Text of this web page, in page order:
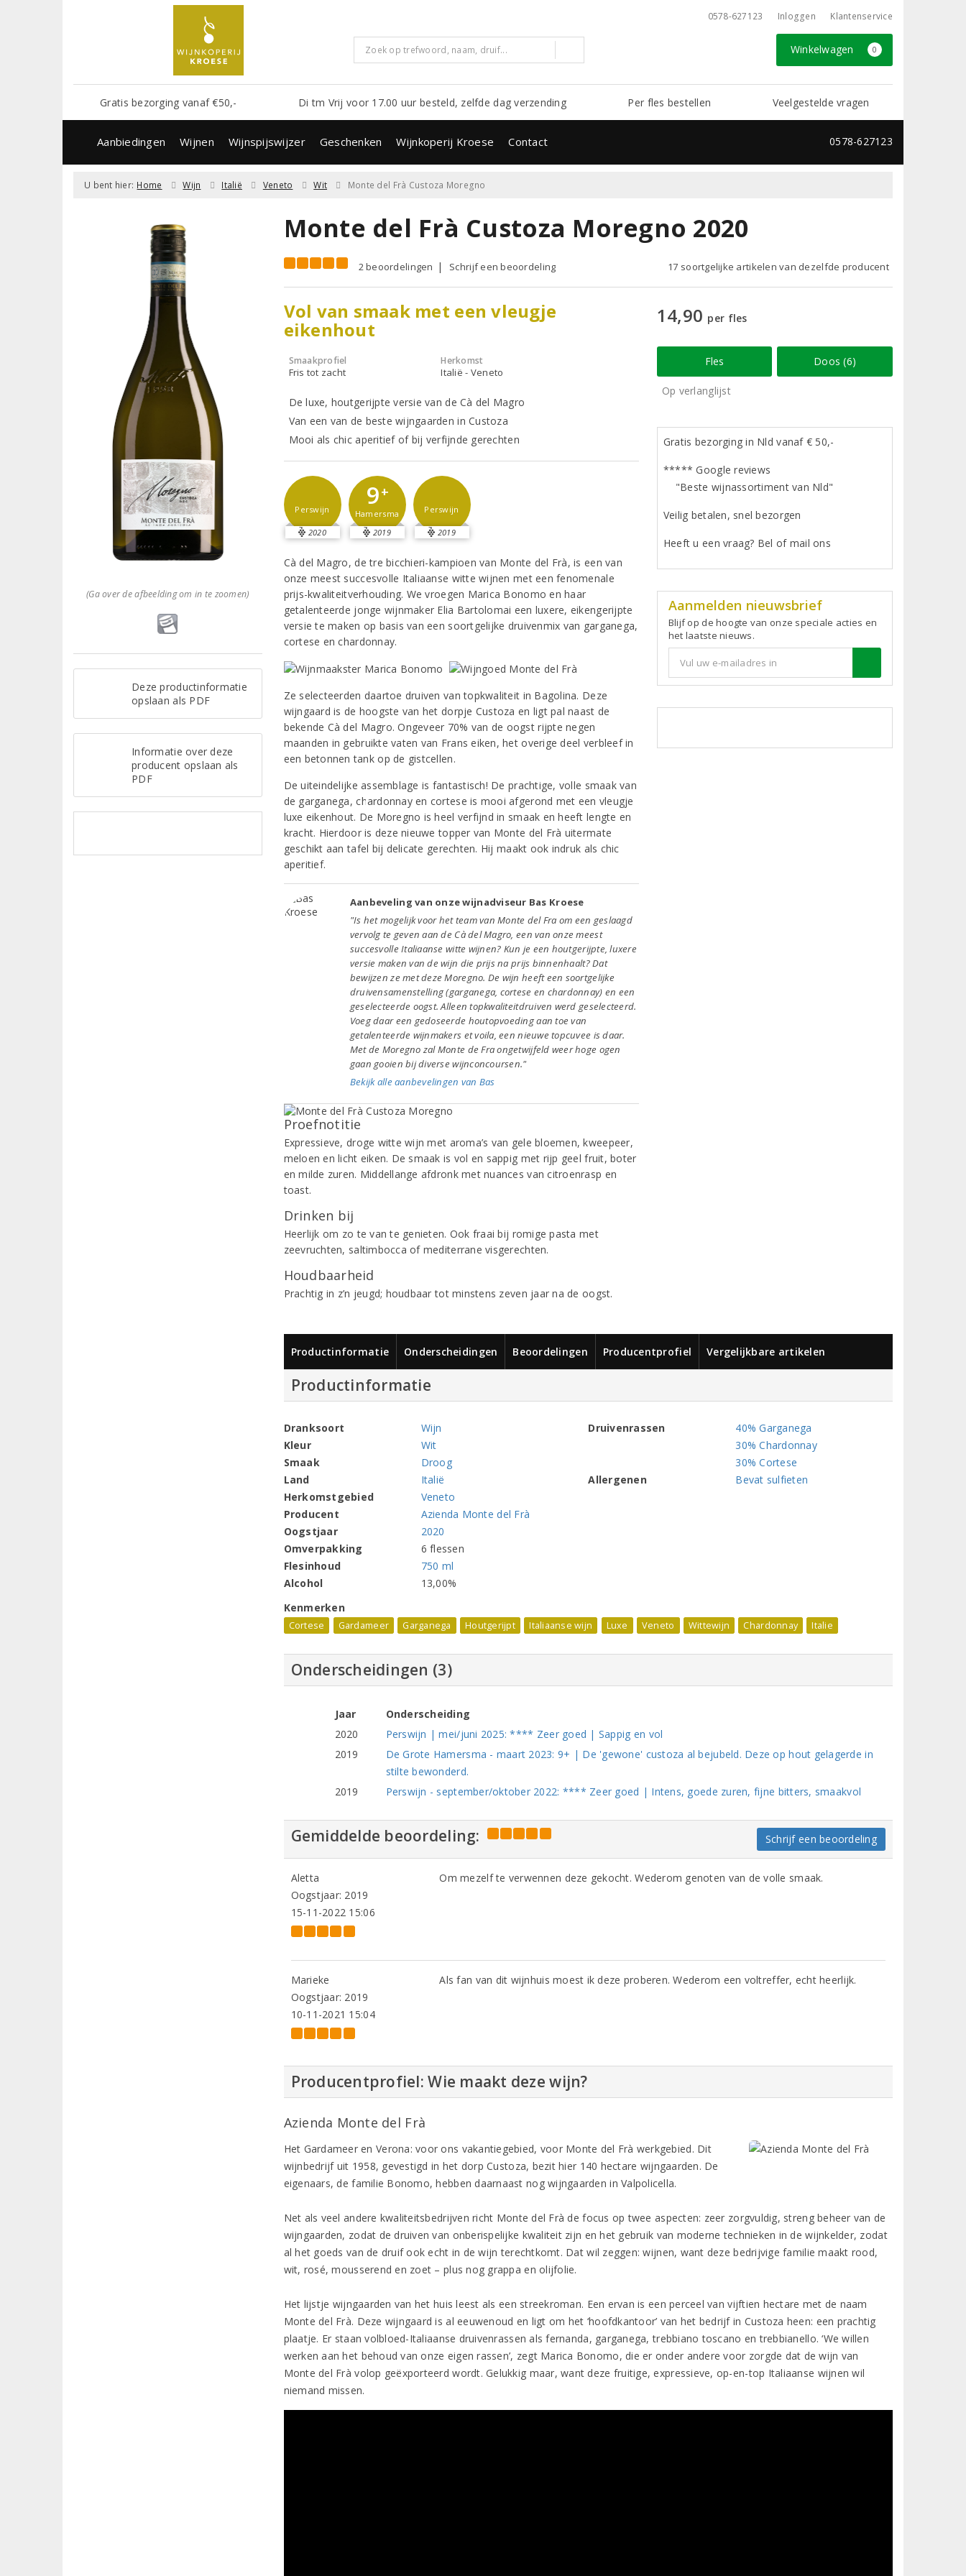
0578-627123 Inloggen Klantenservice
Winkelwagen 0
Gratis bezorging vanaf €50,- Di tm Vrij voor 17.00 uur besteld, zelfde dag verzending Per fles bestellen Veelgestelde vragen
Aanbiedingen Wijnen Wijnspijswijzer Geschenken Wijnkoperij Kroese Contact 0578-627123
U bent hier: Home Wijn Italië Veneto Wit Monte del Frà Custoza Moregno
(Ga over de afbeelding om in te zoomen)
Deze productinformatie
opslaan als PDF
Informatie over deze
producent opslaan als
PDF
Monte del Frà Custoza Moregno 2020
2 beoordelingen Schrijf een beoordeling 17 soortgelijke artikelen van dezelfde producent
Vol van smaak met een vleugje
eikenhout
Smaakprofiel
Fris tot zacht
Herkomst
Italië - Veneto
De luxe, houtgerijpte versie van de Cà del Magro
Van een van de beste wijngaarden in Custoza
Mooi als chic aperitief of bij verfijnde gerechten
Perswijn
2020
9+
Hamersma
2019
Perswijn
2019
Cà del Magro, de tre bicchieri-kampioen van Monte del Frà, is een van
onze meest succesvolle Italiaanse witte wijnen met een fenomenale
prijs-kwaliteitverhouding. We vroegen Marica Bonomo en haar
getalenteerde jonge wijnmaker Elia Bartolomai een luxere, eikengerijpte
versie te maken op basis van een soortgelijke druivenmix van garganega,
cortese en chardonnay.
Ze selecteerden daartoe druiven van topkwaliteit in Bagolina. Deze
wijngaard is de hoogste van het dorpje Custoza en ligt pal naast de
bekende Cà del Magro. Ongeveer 70% van de oogst rijpte negen
maanden in gebruikte vaten van Frans eiken, het overige deel verbleef in
een betonnen tank op de gistcellen.
De uiteindelijke assemblage is fantastisch! De prachtige, volle smaak van
de garganega, chardonnay en cortese is mooi afgerond met een vleugje
luxe eikenhout. De Moregno is heel verfijnd in smaak en heeft lengte en
kracht. Hierdoor is deze nieuwe topper van Monte del Frà uitermate
geschikt aan tafel bij delicate gerechten. Hij maakt ook indruk als chic
aperitief.
Aanbeveling van onze wijnadviseur Bas Kroese
"Is het mogelijk voor het team van Monte del Fra om een geslaagd
vervolg te geven aan de Cà del Magro, een van onze meest
succesvolle Italiaanse witte wijnen? Kun je een houtgerijpte, luxere
versie maken van de wijn die prijs na prijs binnenhaalt? Dat
bewijzen ze met deze Moregno. De wijn heeft een soortgelijke
druivensamenstelling (garganega, cortese en chardonnay) en een
geselecteerde oogst. Alleen topkwaliteitdruiven werd geselecteerd.
Voeg daar een gedoseerde houtopvoeding aan toe van
getalenteerde wijnmakers et voila, een nieuwe topcuvee is daar.
Met de Moregno zal Monte de Fra ongetwijfeld weer hoge ogen
gaan gooien bij diverse wijnconcoursen."
Bekijk alle aanbevelingen van Bas
Proefnotitie
Expressieve, droge witte wijn met aroma’s van gele bloemen, kweepeer,
meloen en licht eiken. De smaak is vol en sappig met rijp geel fruit, boter
en milde zuren. Middellange afdronk met nuances van citroenrasp en
toast.
Drinken bij
Heerlijk om zo te van te genieten. Ook fraai bij romige pasta met
zeevruchten, saltimbocca of mediterrane visgerechten.
Houdbaarheid
Prachtig in z’n jeugd; houdbaar tot minstens zeven jaar na de oogst.
14,90 per fles
Fles Doos (6)
Op verlanglijst
Gratis bezorging in Nld vanaf € 50,-
***** Google reviews
"Beste wijnassortiment van Nld"
Veilig betalen, snel bezorgen
Heeft u een vraag? Bel of mail ons
Aanmelden nieuwsbrief
Blijf op de hoogte van onze speciale acties en
het laatste nieuws.
Productinformatie Onderscheidingen Beoordelingen Producentprofiel Vergelijkbare artikelen
Productinformatie
Dranksoort
Wijn
Kleur
Wit
Smaak
Droog
Land
Italië
Herkomstgebied
Veneto
Producent
Azienda Monte del Frà
Oogstjaar
2020
Omverpakking
6 flessen
Flesinhoud
750 ml
Alcohol
13,00%
Druivenrassen
40% Garganega
30% Chardonnay
30% Cortese
Allergenen
Bevat sulfieten
Kenmerken
Cortese Gardameer Garganega Houtgerijpt Italiaanse wijn Luxe Veneto Wittewijn Chardonnay Italie
Onderscheidingen (3)
Jaar
Onderscheiding
2020
Perswijn | mei/juni 2025: **** Zeer goed | Sappig en vol
2019
De Grote Hamersma - maart 2023: 9+ | De 'gewone' custoza al bejubeld. Deze op hout gelagerde in
stilte bewonderd.
2019
Perswijn - september/oktober 2022: **** Zeer goed | Intens, goede zuren, fijne bitters, smaakvol
Gemiddelde beoordeling: Schrijf een beoordeling
Aletta
Oogstjaar: 2019
15-11-2022 15:06
Om mezelf te verwennen deze gekocht. Wederom genoten van de volle smaak.
Marieke
Oogstjaar: 2019
10-11-2021 15:04
Als fan van dit wijnhuis moest ik deze proberen. Wederom een voltreffer, echt heerlijk.
Producentprofiel: Wie maakt deze wijn?
Azienda Monte del Frà
Het Gardameer en Verona: voor ons vakantiegebied, voor Monte del Frà werkgebied. Dit
wijnbedrijf uit 1958, gevestigd in het dorp Custoza, bezit hier 140 hectare wijngaarden. De
eigenaars, de familie Bonomo, hebben daarnaast nog wijngaarden in Valpolicella.
Net als veel andere kwaliteitsbedrijven richt Monte del Frà de focus op twee aspecten: zeer zorgvuldig, streng beheer van de
wijngaarden, zodat de druiven van onberispelijke kwaliteit zijn en het gebruik van moderne technieken in de wijnkelder, zodat
al het goeds van de druif ook echt in de wijn terechtkomt. Dat wil zeggen: wijnen, want deze bedrijvige familie maakt rood,
wit, rosé, mousserend en zoet – plus nog grappa en olijfolie.
Het lijstje wijngaarden van het huis leest als een streekroman. Een ervan is een perceel van vijftien hectare met de naam
Monte del Frà. Deze wijngaard is al eeuwenoud en ligt om het ‘hoofdkantoor’ van het bedrijf in Custoza heen: een prachtig
plaatje. Er staan volbloed-Italiaanse druivenrassen als fernanda, garganega, trebbiano toscano en trebbianello. ‘We willen
werken aan het behoud van onze eigen rassen’, zegt Marica Bonomo, die er onder andere voor zorgde dat de wijn van
Monte del Frà volop geëxporteerd wordt. Gelukkig maar, want deze fruitige, expressieve, op-en-top Italiaanse wijnen wil
niemand missen.